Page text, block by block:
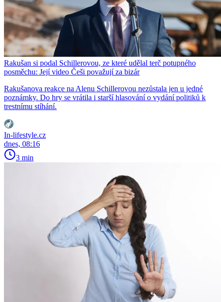
Rakušan si podal Schillerovou, ze které udělal terč potupného
posměchu: Její video Češi považují za bizár
Rakušanova reakce na Alenu Schillerovou nezůstala jen u jedné
poznámky. Do hry se vrátila i starší hlasování o vydání politiků k
trestnímu stíhání.
In-lifestyle.cz
dnes, 08:16
3 min